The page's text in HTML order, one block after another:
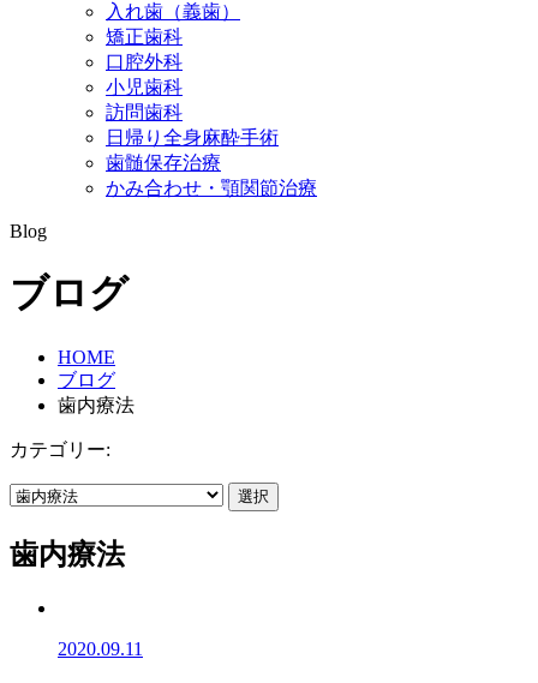
入れ歯（義歯）
矯正歯科
口腔外科
小児歯科
訪問歯科
日帰り全身麻酔手術
歯髄保存治療
かみ合わせ・顎関節治療
Blog
ブログ
HOME
ブログ
歯内療法
カテゴリー:
選択
歯内療法
2020.09.11